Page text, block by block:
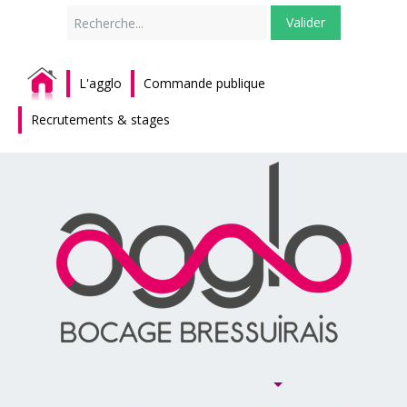
Valider
L'agglo Commande publique
Recrutements & stages